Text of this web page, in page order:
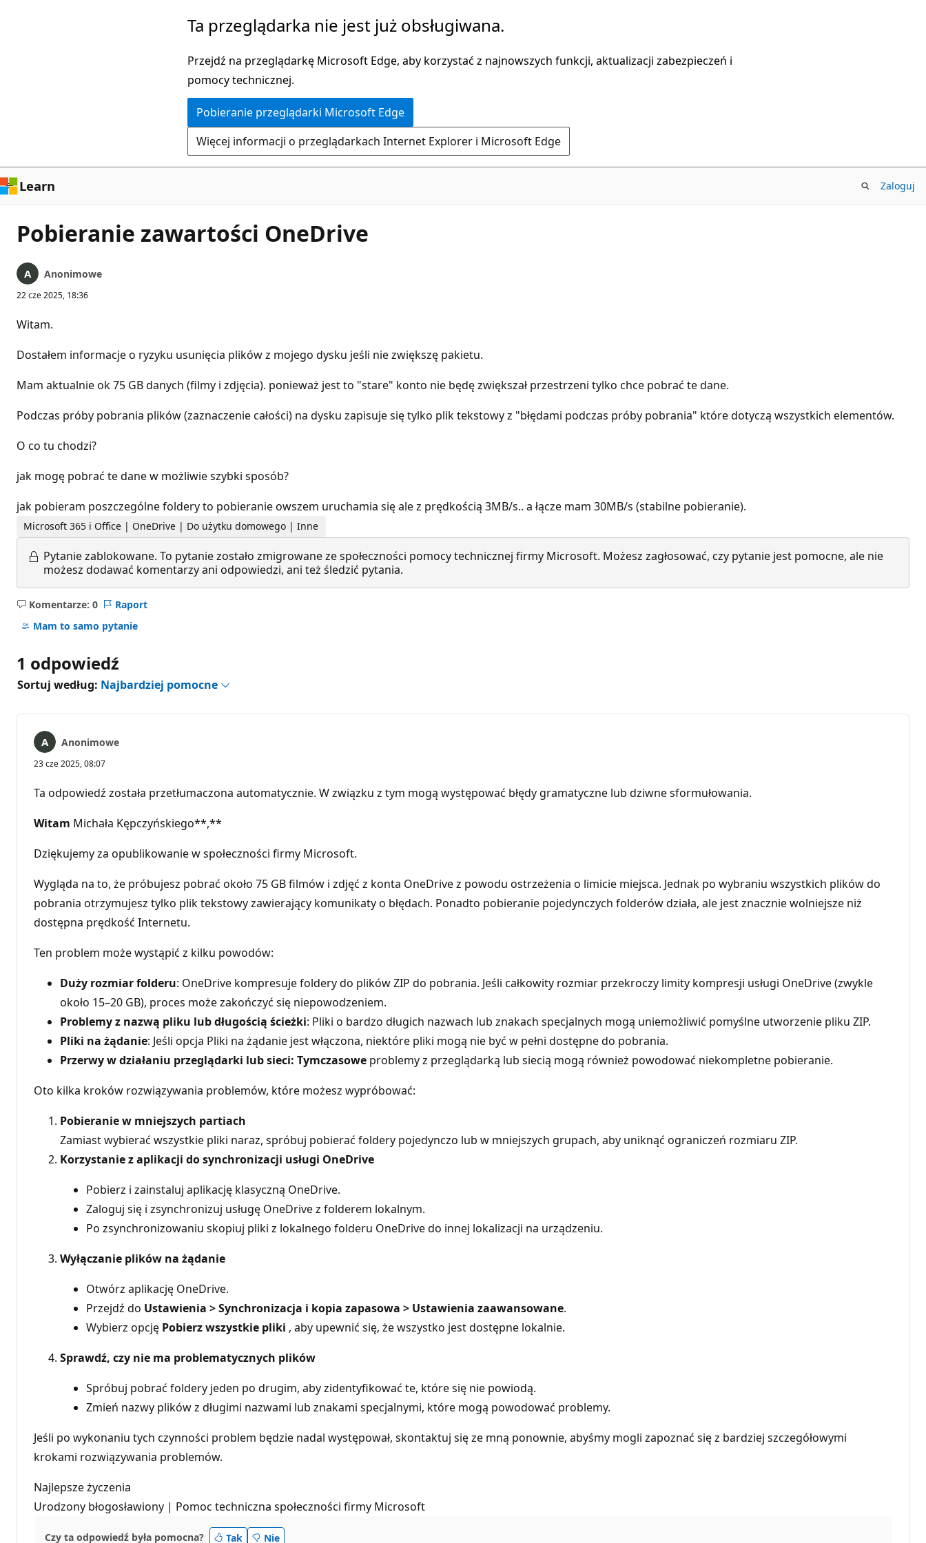
Ta przeglądarka nie jest już obsługiwana.
Przejdź na przeglądarkę Microsoft Edge, aby korzystać z najnowszych funkcji, aktualizacji zabezpieczeń i
pomocy technicznej.
Pobieranie przeglądarki Microsoft Edge
Więcej informacji o przeglądarkach Internet Explorer i Microsoft Edge
Learn Zaloguj
Pobieranie zawartości OneDrive
Anonimowe
22 cze 2025, 18:36
Witam.
Dostałem informacje o ryzyku usunięcia plików z mojego dysku jeśli nie zwiększę pakietu.
Mam aktualnie ok 75 GB danych (filmy i zdjęcia). ponieważ jest to "stare" konto nie będę zwiększał przestrzeni tylko chce pobrać te dane.
Podczas próby pobrania plików (zaznaczenie całości) na dysku zapisuje się tylko plik tekstowy z "błędami podczas próby pobrania" które dotyczą wszystkich elementów.
O co tu chodzi?
jak mogę pobrać te dane w możliwie szybki sposób?
jak pobieram poszczególne foldery to pobieranie owszem uruchamia się ale z prędkością 3MB/s.. a łącze mam 30MB/s (stabilne pobieranie).
Microsoft 365 i Office | OneDrive | Do użytku domowego | Inne
Pytanie zablokowane. To pytanie zostało zmigrowane ze społeczności pomocy technicznej firmy Microsoft. Możesz zagłosować, czy pytanie jest pomocne, ale nie
możesz dodawać komentarzy ani odpowiedzi, ani też śledzić pytania.
Komentarze: 0
Brak
komentarzy
Raport
Mam to samo pytanie
1 odpowiedź
Sortuj według: Najbardziej pomocne
Anonimowe
23 cze 2025, 08:07
Ta odpowiedź została przetłumaczona automatycznie. W związku z tym mogą występować błędy gramatyczne lub dziwne sformułowania.
Witam Michała Kępczyńskiego**,**
Dziękujemy za opublikowanie w społeczności firmy Microsoft.
Wygląda na to, że próbujesz pobrać około 75 GB filmów i zdjęć z konta OneDrive z powodu ostrzeżenia o limicie miejsca. Jednak po wybraniu wszystkich plików do
pobrania otrzymujesz tylko plik tekstowy zawierający komunikaty o błędach. Ponadto pobieranie pojedynczych folderów działa, ale jest znacznie wolniejsze niż
dostępna prędkość Internetu.
Ten problem może wystąpić z kilku powodów:
Duży rozmiar folderu: OneDrive kompresuje foldery do plików ZIP do pobrania. Jeśli całkowity rozmiar przekroczy limity kompresji usługi OneDrive (zwykle
około 15–20 GB), proces może zakończyć się niepowodzeniem.
Problemy z nazwą pliku lub długością ścieżki: Pliki o bardzo długich nazwach lub znakach specjalnych mogą uniemożliwić pomyślne utworzenie pliku ZIP.
Pliki na żądanie: Jeśli opcja Pliki na żądanie jest włączona, niektóre pliki mogą nie być w pełni dostępne do pobrania.
Przerwy w działaniu przeglądarki lub sieci: Tymczasowe problemy z przeglądarką lub siecią mogą również powodować niekompletne pobieranie.
Oto kilka kroków rozwiązywania problemów, które możesz wypróbować:
Pobieranie w mniejszych partiach
Zamiast wybierać wszystkie pliki naraz, spróbuj pobierać foldery pojedynczo lub w mniejszych grupach, aby uniknąć ograniczeń rozmiaru ZIP.
Korzystanie z aplikacji do synchronizacji usługi OneDrive
Pobierz i zainstaluj aplikację klasyczną OneDrive.
Zaloguj się i zsynchronizuj usługę OneDrive z folderem lokalnym.
Po zsynchronizowaniu skopiuj pliki z lokalnego folderu OneDrive do innej lokalizacji na urządzeniu.
Wyłączanie plików na żądanie
Otwórz aplikację OneDrive.
Przejdź do Ustawienia > Synchronizacja i kopia zapasowa > Ustawienia zaawansowane.
Wybierz opcję Pobierz wszystkie pliki , aby upewnić się, że wszystko jest dostępne lokalnie.
Sprawdź, czy nie ma problematycznych plików
Spróbuj pobrać foldery jeden po drugim, aby zidentyfikować te, które się nie powiodą.
Zmień nazwy plików z długimi nazwami lub znakami specjalnymi, które mogą powodować problemy.
Jeśli po wykonaniu tych czynności problem będzie nadal występował, skontaktuj się ze mną ponownie, abyśmy mogli zapoznać się z bardziej szczegółowymi
krokami rozwiązywania problemów.
Najlepsze życzenia
Urodzony błogosławiony | Pomoc techniczna społeczności firmy Microsoft
Czy ta odpowiedź była pomocna? Tak Nie